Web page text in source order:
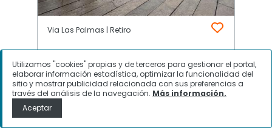
Via Las Palmas | Retiro
$4.000.000.000
Casa en Venta, Via Las Palmas,
Retiro
Utilizamos "cookies" propias y de terceros para gestionar el portal,
elaborar información estadística, optimizar la funcionalidad del
sitio y mostrar publicidad relacionada con sus preferencias a
través del análisis de la navegación. Más información.
Aceptar